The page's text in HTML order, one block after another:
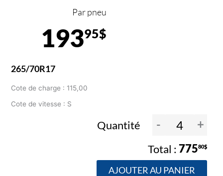
Par pneu
19395$
265/70R17
Cote de charge : 115,00
Cote de vitesse : S
Quantité - +
77580$
AJOUTER AU PANIER